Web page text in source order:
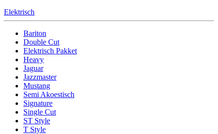
Elektrisch
Bariton
Double Cut
Elektrisch Pakket
Heavy
Jaguar
Jazzmaster
Mustang
Semi Akoestisch
Signature
Single Cut
ST Style
T Style